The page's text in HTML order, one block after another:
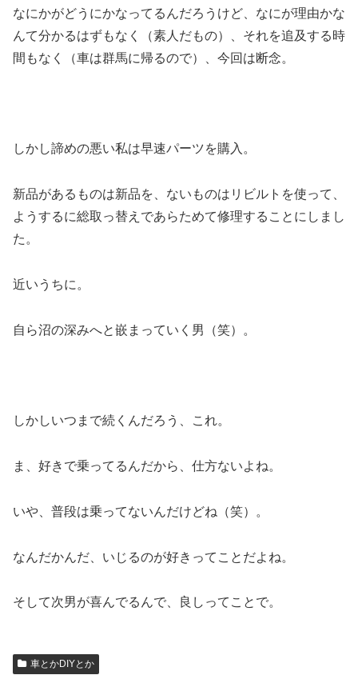
なにかがどうにかなってるんだろうけど、なにが理由かな
んて分かるはずもなく（素人だもの）、それを追及する時
間もなく（車は群馬に帰るので）、今回は断念。
しかし諦めの悪い私は早速パーツを購入。
新品があるものは新品を、ないものはリビルトを使って、
ようするに総取っ替えであらためて修理することにしまし
た。
近いうちに。
自ら沼の深みへと嵌まっていく男（笑）。
しかしいつまで続くんだろう、これ。
ま、好きで乗ってるんだから、仕方ないよね。
いや、普段は乗ってないんだけどね（笑）。
なんだかんだ、いじるのが好きってことだよね。
そして次男が喜んでるんで、良しってことで。
車とかDIYとか